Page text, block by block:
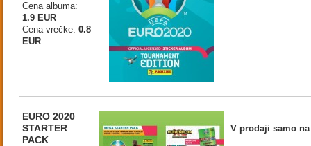
Cena albuma:
1.9 EUR
Cena vrečke: 0.8
EUR
EURO 2020
STARTER
PACK
V prodaji samo